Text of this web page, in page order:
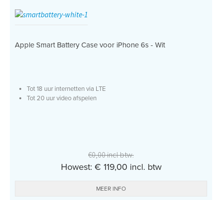
Apple Smart Battery Case voor iPhone 6s - Wit
Tot 18 uur internetten via LTE
Tot 20 uur video afspelen
€0,00 incl btw.
Howest: € 119,00 incl. btw
MEER INFO